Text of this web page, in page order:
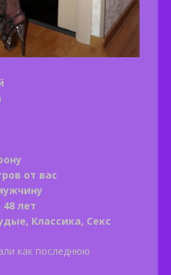
от вас
лет
Классика, Секс
как последнюю